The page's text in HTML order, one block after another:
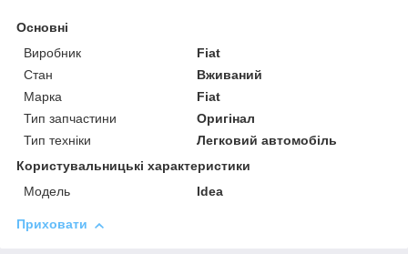
Основні
Виробник
Fiat
Стан
Вживаний
Марка
Fiat
Тип запчастини
Оригінал
Тип техніки
Легковий автомобіль
Користувальницькі характеристики
Мoдель
Idea
Приховати